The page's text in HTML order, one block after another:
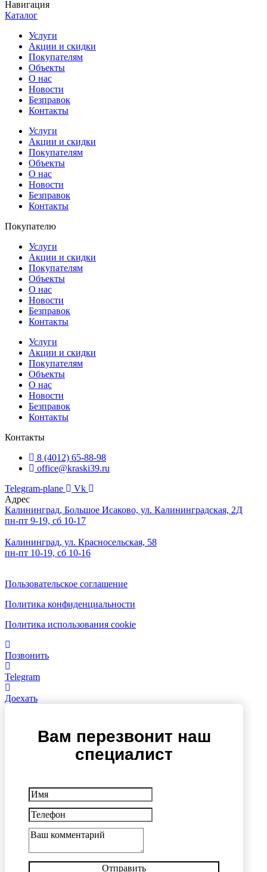
Навигация
Каталог
Услуги
Акции и скидки
Покупателям
Объекты
О нас
Новости
Безправок
Контакты
Услуги
Акции и скидки
Покупателям
Объекты
О нас
Новости
Безправок
Контакты
Покупателю
Услуги
Акции и скидки
Покупателям
Объекты
О нас
Новости
Безправок
Контакты
Услуги
Акции и скидки
Покупателям
Объекты
О нас
Новости
Безправок
Контакты
Контакты
8 (4012) 65-88-98
office@kraski39.ru
Telegram-plane
Vk
Адрес
Калининград, Большое Исаково, ул. Калининградская, 2Д
пн-пт 9-19, сб 10-17
Калининград, ул. Красносельская, 58
пн-пт 10-19, сб 10-16
Пользовательское соглашение
Политика конфиденциальности
Политика использования cookie
Позвонить
Telegram
Доехать
Вам перезвонит наш
специалист
Отправить